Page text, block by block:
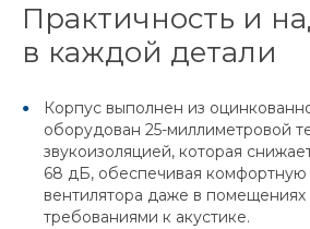
Практичность и
в каждой детали
Корпус выполнен из
оборудован 25-миллиметровой
звукоизоляцией, которая
68 дБ, обеспечивая комфортную
вентилятора даже в
требованиями к акустике.